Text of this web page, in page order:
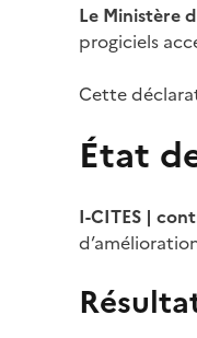
Le Ministère
progiciels
Cette
État
I-CITES |